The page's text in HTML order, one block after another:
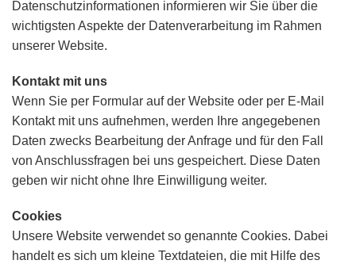
Datenschutzinformationen informieren wir Sie über die
wichtigsten Aspekte der Datenverarbeitung im Rahmen
unserer Website.
Kontakt mit uns
Wenn Sie per Formular auf der Website oder per E-Mail
Kontakt mit uns aufnehmen, werden Ihre angegebenen
Daten zwecks Bearbeitung der Anfrage und für den Fall
von Anschlussfragen bei uns gespeichert. Diese Daten
geben wir nicht ohne Ihre Einwilligung weiter.
Cookies
Unsere Website verwendet so genannte Cookies. Dabei
handelt es sich um kleine Textdateien, die mit Hilfe des